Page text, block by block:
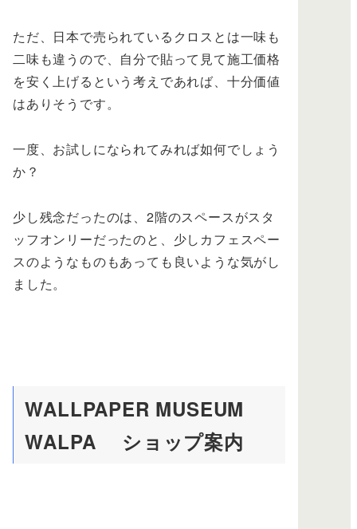
ただ、日本で売られているクロスとは一味も
二味も違うので、自分で貼って見て施工価格
を安く上げるという考えであれば、十分価値
はありそうです。
一度、お試しになられてみれば如何でしょう
か？
少し残念だったのは、2階のスペースがスタ
ッフオンリーだったのと、少しカフェスペー
スのようなものもあっても良いような気がし
ました。
WALLPAPER MUSEUM
WALPA ショップ案内